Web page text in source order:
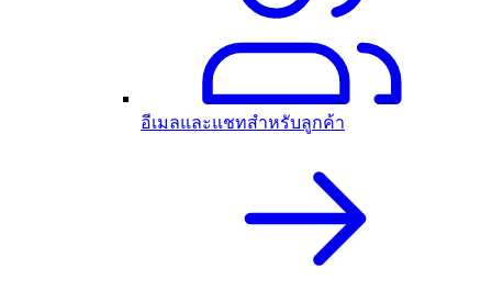
อีเมลและแชทสำหรับลูกค้า